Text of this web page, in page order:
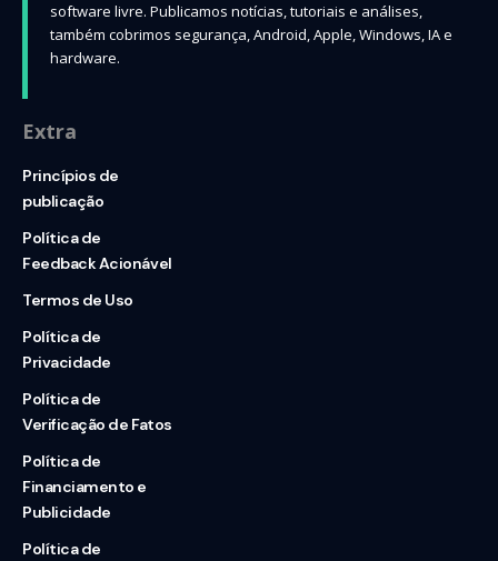
software livre. Publicamos notícias, tutoriais e análises,
também cobrimos segurança, Android, Apple, Windows, IA e
hardware.
Extra
Princípios de
publicação
Política de
Feedback Acionável
Termos de Uso
Política de
Privacidade
Política de
Verificação de Fatos
Política de
Financiamento e
Publicidade
Política de